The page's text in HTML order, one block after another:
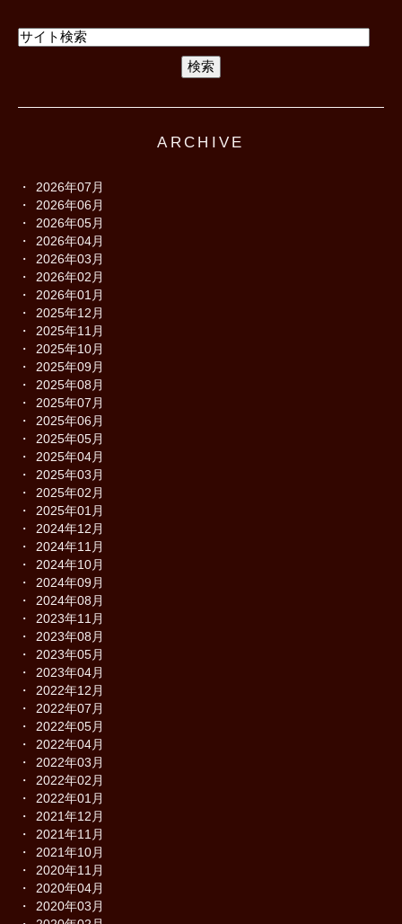
ARCHIVE
2026年07月
2026年06月
2026年05月
2026年04月
2026年03月
2026年02月
2026年01月
2025年12月
2025年11月
2025年10月
2025年09月
2025年08月
2025年07月
2025年06月
2025年05月
2025年04月
2025年03月
2025年02月
2025年01月
2024年12月
2024年11月
2024年10月
2024年09月
2024年08月
2023年11月
2023年08月
2023年05月
2023年04月
2022年12月
2022年07月
2022年05月
2022年04月
2022年03月
2022年02月
2022年01月
2021年12月
2021年11月
2021年10月
2020年11月
2020年04月
2020年03月